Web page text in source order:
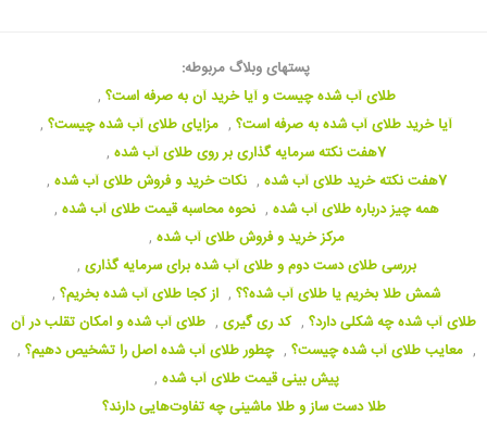
پستهای وبلاگ مربوطه:
طلای آب شده چیست و آیا خرید آن به صرفه است؟ ,
آیا خرید طلای آب شده به صرفه است؟ , مزایای طلای آب شده چیست؟ ,
7هفت نکته سرمایه گذاری بر روی طلای آب شده
,
7هفت نکته خرید طلای آب شده
, نکات خرید و فروش طلای آب شده ,
همه چیز درباره طلای آب شده , نحوه محاسبه قیمت طلای آب شده ,
مرکز خرید و فروش طلای آب شده ,
بررسی طلای دست دوم و طلای آب شده برای سرمایه گذاری ,
شمش طلا بخریم یا طلای آب شده؟؟ , از کجا طلای آب شده بخریم؟ ,
طلای آب شده چه شکلی دارد؟ , کد ری‌‏ گیری , طلای آب شده و امکان تقلب در آن
, معایب طلای آب شده چیست؟ , چطور طلای آب شده اصل را تشخیص دهیم؟ ,
پیش بینی قیمت طلای آب شده ,
طلا دست ساز و طلا ماشینی چه تفاوت‌هایی دارند؟